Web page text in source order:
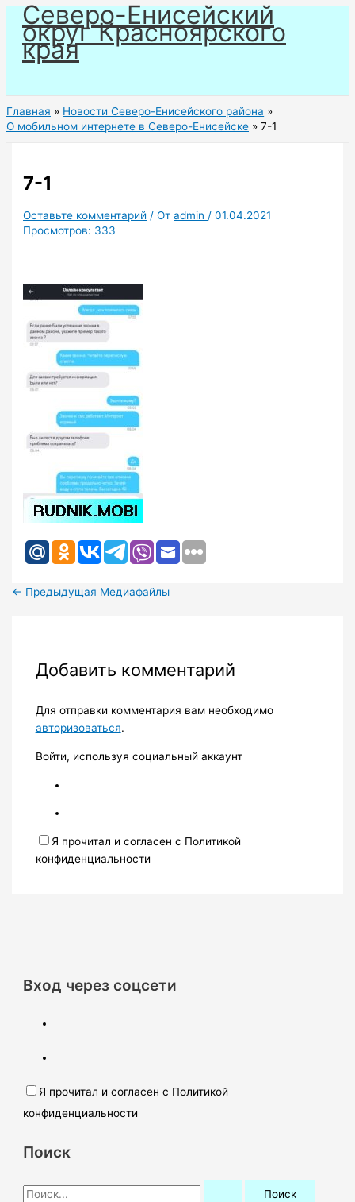
Перейти
содержимому
Северо-Енисейский
округ Красноярского
края
Главная
Новости Северо-Енисейского района
О мобильном интернете в Северо-Енисейске
7-1
7-1
Оставьте комментарий / Отadmin /01.04.2021
Просмотров: 333
← Предыдущая Медиафайлы
Добавить комментарий
Для отправки комментария вам необходимо
авторизоваться.
Войти, используя социальный аккаунт
Я прочитал и согласен с Политикой
конфиденциальности
Вход через соцсети
Я прочитал и согласен с Политикой
конфиденциальности
Поиск
П